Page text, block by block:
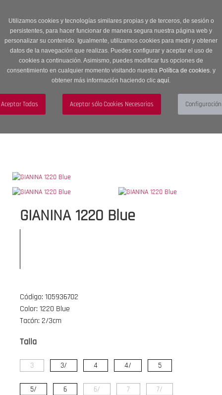
Utilizamos cookies y tecnologías similares propias y de terceros, de sesión o
persistentes, para hacer funcionar de manera segura nuestra página web y
personalizar su contenido. Igualmente, utilizamos cookies para medir y obtener
datos de la navegación que realizas. Puedes configurar y aceptar el uso de
cookies a continuación. Asimismo, puedes modificar tus opciones de
consentimiento en cualquier momento visitando nuestra Política de cookies.y
obtener más información haciendo clic aquí.
descuento en Sección OUTLET con código OUTLET20
navigation
Menú
GIANINA 1220 Blue
Código: 105936702
Color: 1220 Blue
Tacón: 2/3cm
Talla
3 3/ 4 4/ 5
5/ 6 6/ 7 7/